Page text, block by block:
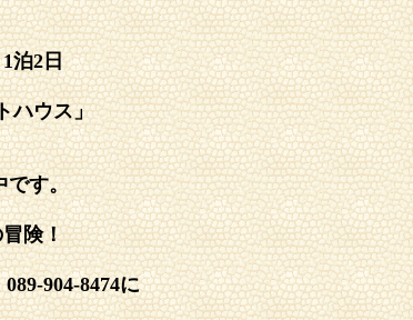
泊2日
ハウス」
です。
険！
904-8474に